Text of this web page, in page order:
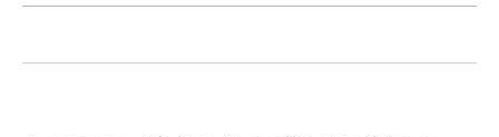
Der Entdecker-Bus